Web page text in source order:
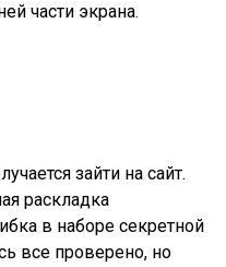
части экрана.
зайти на сайт.
раскладка
в наборе секретной
все проверено, но